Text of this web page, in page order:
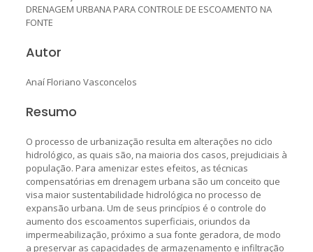
DRENAGEM URBANA PARA CONTROLE DE ESCOAMENTO NA
FONTE
Autor
Anaí Floriano Vasconcelos
Resumo
O processo de urbanização resulta em alterações no ciclo
hidrológico, as quais são, na maioria dos casos, prejudiciais à
população. Para amenizar estes efeitos, as técnicas
compensatórias em drenagem urbana são um conceito que
visa maior sustentabilidade hidrológica no processo de
expansão urbana. Um de seus princípios é o controle do
aumento dos escoamentos superficiais, oriundos da
impermeabilização, próximo a sua fonte geradora, de modo
a preservar as capacidades de armazenamento e infiltração